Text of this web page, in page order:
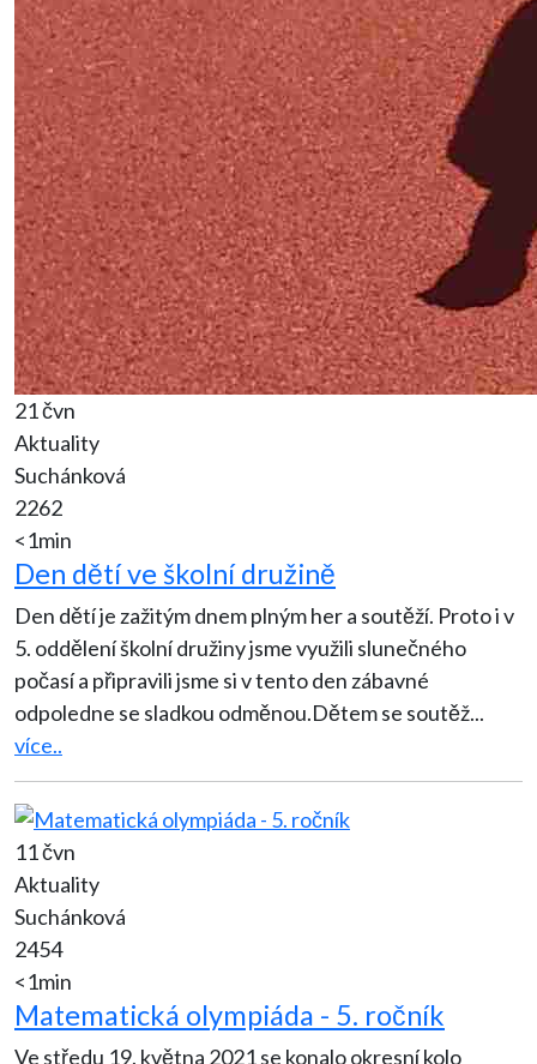
21 čvn
Aktuality
Suchánková
2262
<1min
Den dětí ve školní družině
Den dětí je zažitým dnem plným her a soutěží. Proto i v
5. oddělení školní družiny jsme využili slunečného
počasí a připravili jsme si v tento den zábavné
odpoledne se sladkou odměnou.Dětem se soutěž...
více..
11 čvn
Aktuality
Suchánková
2454
<1min
Matematická olympiáda - 5. ročník
Ve středu 19. května 2021 se konalo okresní kolo